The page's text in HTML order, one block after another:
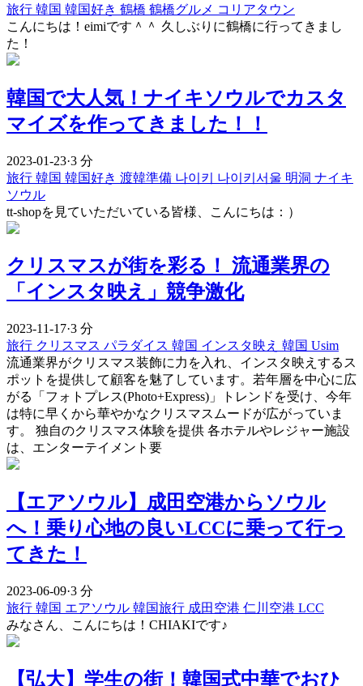
旅行 韓国 韓国好き 鶴橋 鶴橋グルメ コリアタウン
こんにちは！eimiです＾＾ 久しぶりに鶴橋に行ってきまし
た！
韓国で大人気！ナイキソウルでカスタ
マイズを作ってきました！！
2023-01-23·3 分
旅行 韓国 韓国好き 渡韓準備 나이키 나이키서울 明洞 ナイキ
ソウル
tt-shopを見ていただいている皆様、こんにちは：）
クリスマスが街を彩る！ 流通業界の
「インスタ映え」競争激化
2023-11-17·3 分
旅行 クリスマス パラダイス 韓国 インスタ映え 韓国 Usim
流通業界がクリスマス装飾に力を入れ、インスタ映えするス
ポットを提供して顧客を魅了しています。若年層を中心に広
がる「フォトプレス(Photo+Express)」トレンドを受け、今年
は特に早くから華やかなクリスマスムードが広がっていま
す。 独自のクリスマス体験を提供 各ホテルやレジャー施設
は、エンターテイメント要
【エアソウル】成田空港からソウル
へ！乗り心地の良いLCCに乗って行っ
てきた！
2023-06-09·3 分
旅行 韓国 エアソウル 韓国旅行 成田空港 仁川空港 LCC
みなさん、こんにちは！CHIAKIです♪
【弘大】学生の街！韓国式中華でおひ